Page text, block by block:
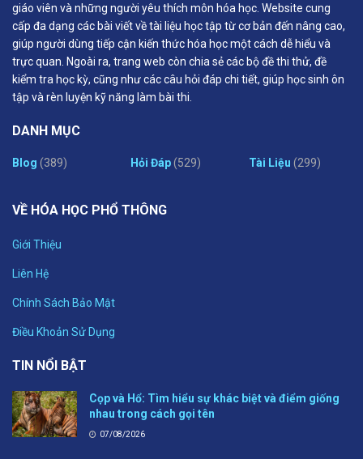
giáo viên và những người yêu thích môn hóa học. Website cung
cấp đa dạng các bài viết về tài liệu học tập từ cơ bản đến nâng cao,
giúp người dùng tiếp cận kiến thức hóa học một cách dễ hiểu và
trực quan. Ngoài ra, trang web còn chia sẻ các bộ đề thi thử, đề
kiểm tra học kỳ, cũng như các câu hỏi đáp chi tiết, giúp học sinh ôn
tập và rèn luyện kỹ năng làm bài thi.
DANH MỤC
Blog (389) Hỏi Đáp(529) Tài Liệu (299)
VỀ HÓA HỌC PHỔ THÔNG
Giới Thiệu
Liên Hệ
Chính Sách Bảo Mật
Điều Khoản Sử Dụng
TIN NỔI BẬT
Cọp và Hổ: Tìm hiểu sự khác biệt và điểm giống
nhau trong cách gọi tên
07/08/2026